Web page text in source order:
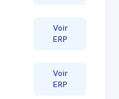
Voir
ERP
Voir
ERP